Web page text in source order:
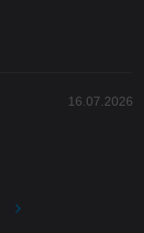
16.07.2026